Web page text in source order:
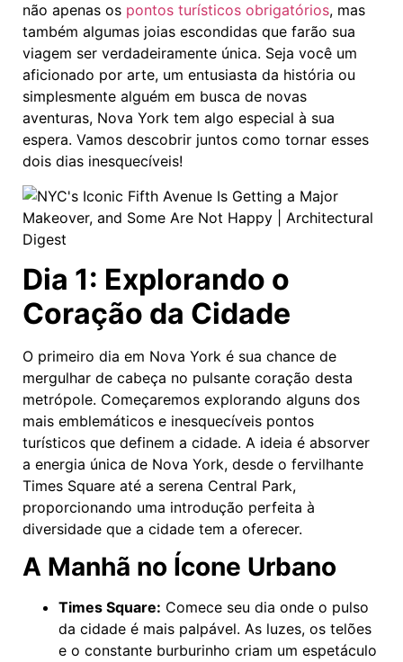
não apenas os pontos turísticos obrigatórios, mas
também algumas joias escondidas que farão sua
viagem ser verdadeiramente única. Seja você um
aficionado por arte, um entusiasta da história ou
simplesmente alguém em busca de novas
aventuras, Nova York tem algo especial à sua
espera. Vamos descobrir juntos como tornar esses
dois dias inesquecíveis!
Dia 1: Explorando o
Coração da Cidade
O primeiro dia em Nova York é sua chance de
mergulhar de cabeça no pulsante coração desta
metrópole. Começaremos explorando alguns dos
mais emblemáticos e inesquecíveis pontos
turísticos que definem a cidade. A ideia é absorver
a energia única de Nova York, desde o fervilhante
Times Square até a serena Central Park,
proporcionando uma introdução perfeita à
diversidade que a cidade tem a oferecer.
A Manhã no Ícone Urbano
Times Square: Comece seu dia onde o pulso
da cidade é mais palpável. As luzes, os telões
e o constante burburinho criam um espetáculo